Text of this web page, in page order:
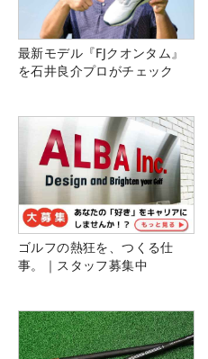
最新モデル『FJクオンタム』
を石井良介プロがチェック
ゴルフの熱狂を、つくる仕
事。｜スタッフ募集中